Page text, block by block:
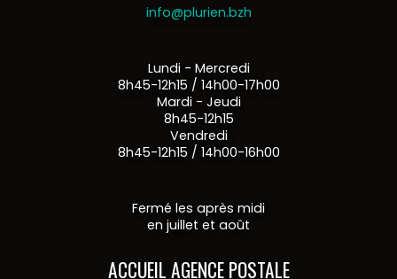
info@plurien.bzh
Lundi - Mercredi
8h45-12h15 / 14h00-17h00
Mardi - Jeudi
8h45-12h15
Vendredi
8h45-12h15 / 14h00-16h00
Fermé les après midi
en juillet et août
ACCUEIL AGENCE POSTALE